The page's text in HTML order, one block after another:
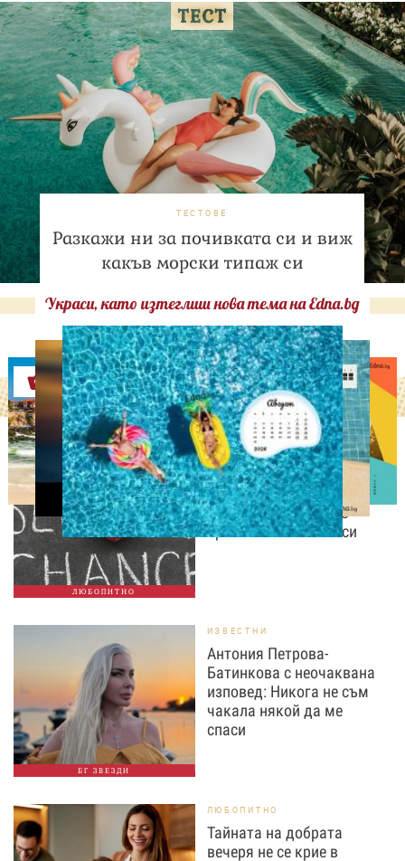
ТЕСТОВЕ
Разкажи ни за почивката си и виж
какъв морски типаж си
Украси, като изтеглиш нова тема на Edna.bg
Оферти
ЛЮБОПИТНО
ЛЮБОПИТНО
Август е месецът на
вторите шансове: Защо
точно сега най-често
променяме живота си
БГ ЗВЕЗДИ
ИЗВЕСТНИ
Антония Петрова-
Батинкова с неочаквана
изповед: Никога не съм
чакала някой да ме
спаси
ЛЮБОПИТНО
Тайната на добрата
вечеря не се крие в